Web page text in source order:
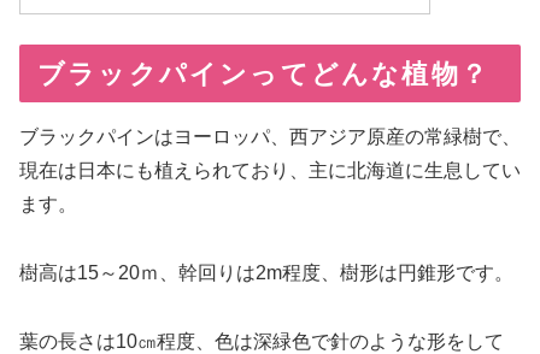
ブラックパインってどんな植物？
ブラックパインはヨーロッパ、西アジア原産の常緑樹で、
現在は日本にも植えられており、主に北海道に生息してい
ます。
樹高は15～20ｍ、幹回りは2m程度、樹形は円錐形です。
葉の長さは10㎝程度、色は深緑色で針のような形をして